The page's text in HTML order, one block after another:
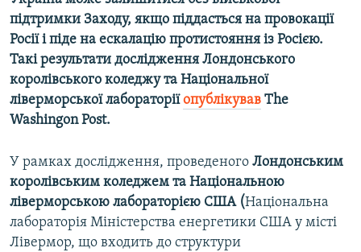
підтримки Заходу, якщо піддасться на провокації
Росії і піде на ескалацію протистояння із Росією.
Такі результати дослідження Лондонського
королівського коледжу та Національної
ліверморської лабораторіїопублікував The
Washingon Post.
У рамках дослідження, проведеного Лондонським
королівським коледжем та Національною
ліверморською лабораторією США (Національна
лабораторія Міністерства енергетики США у місті
Лівермор, що входить до структури